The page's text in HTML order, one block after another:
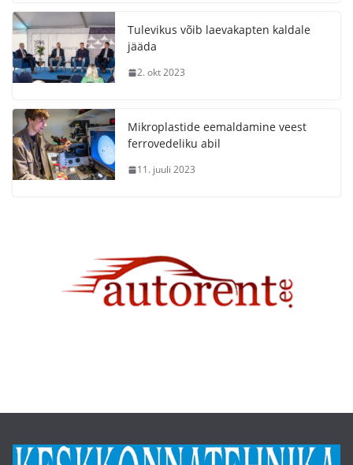
Tulevikus võib laevakapten kaldale
jääda
2. okt 2023
Mikroplastide eemaldamine veest
ferrovedeliku abil
11. juuli 2023